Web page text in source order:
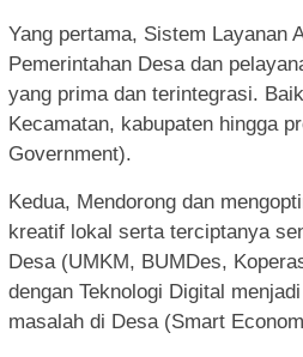
Yang pertama, Sistem Layanan
Pemerintahan Desa dan
yang prima dan terintegrasi.
Kecamatan, kabupaten hingga
Government).
Kedua, Mendorong dan
kreatif lokal serta terciptanya
Desa (UMKM, BUMDes,
dengan Teknologi Digital
masalah di Desa (Smart